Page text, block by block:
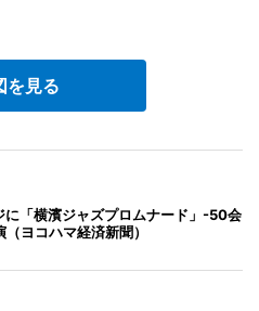
を見る
に「横濱ジャズプロムナード」-50会
ヨコハマ経済新聞）